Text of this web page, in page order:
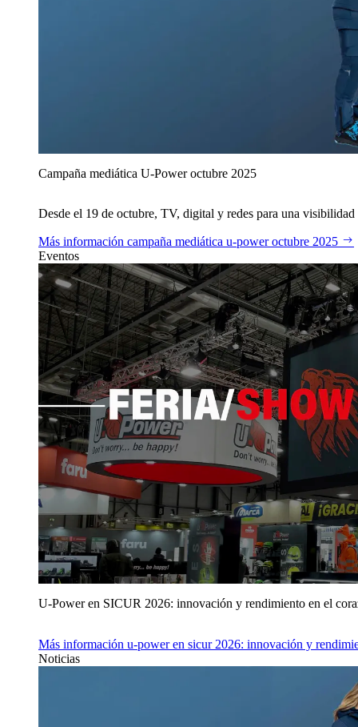
Campaña mediática U‑Power octubre 2025
Desde el 19 de octubre, TV, digital y redes para una
Más información campaña mediática u‑power octubre 2025
Eventos
U‑Power en SICUR 2026: innovación y rendimiento en el
Más información u‑power en sicur 2026: innovación y
Noticias